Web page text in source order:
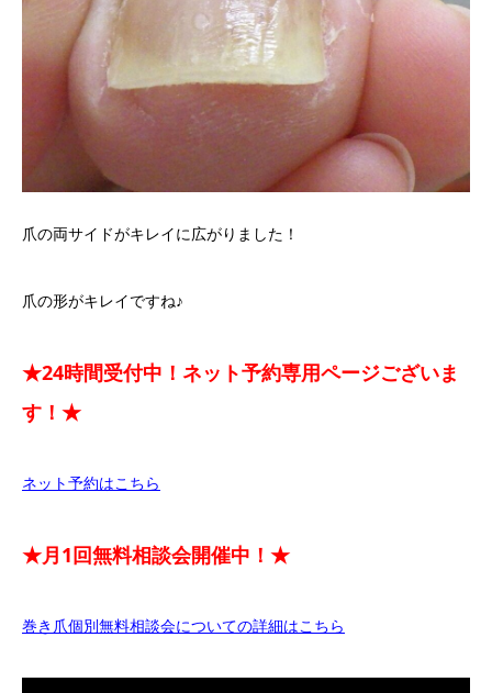
爪の両サイドがキレイに広がりました！
爪の形がキレイですね♪
★24時間受付中！ネット予約専用ページございま
す！★
ネット予約はこちら
★月1回無料相談会開催中！★
巻き爪個別無料相談会についての詳細はこちら